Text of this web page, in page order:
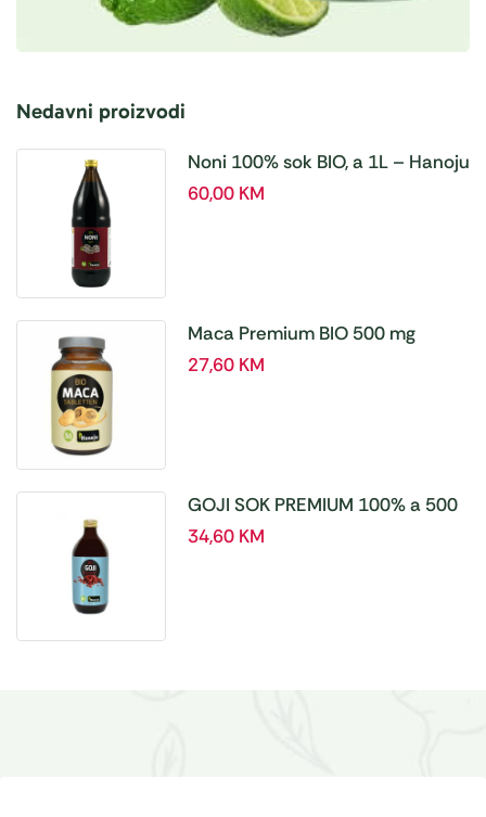
Nedavni proizvodi
Noni 100% sok BIO, a 1L – Hanoju
60,00 KM
Maca Premium BIO 500 mg
tablete, a180 tbl – Hanoju
27,60 KM
GOJI SOK PREMIUM 100% a 500
ml
34,60 KM